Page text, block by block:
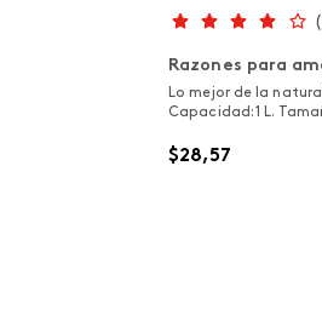
(
Razones para
Lo mejor de la
Capacidad: 1 L.
$28,57